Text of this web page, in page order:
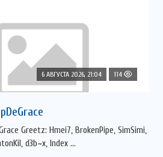
6 АВГУСТА 2026, 21:04 114
Greetz: Hmei7, BrokenPipe, SimSimi,
d3b~x, Index ...